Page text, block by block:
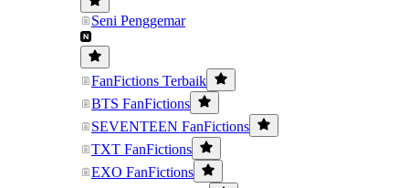
Seni Penggemar
FanFictions Terbaik
BTS FanFictions
SEVENTEEN FanFictions
TXT FanFictions
EXO FanFictions